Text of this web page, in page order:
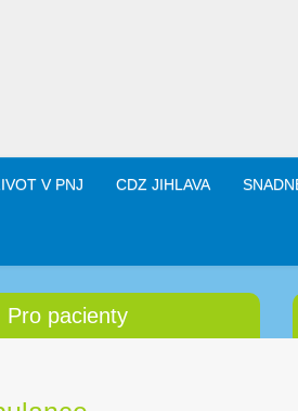
V PNJ CDZ JIHLAVA
Pro pacienty